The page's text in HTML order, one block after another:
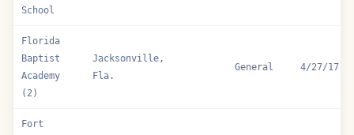
School
Florida
Baptist
Academy
(2)
Jacksonville,
Fla.
General 4/27/17
Fort